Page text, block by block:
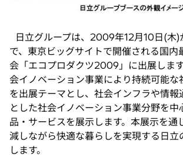
日立グループは、2009年12月10日(木)
で、東京ビッグサイトで開催される国内
会「エコプロダクツ2009」に出展しま
会イノベーション事業により持続可能な
を出展テーマとし、社会インフラや情報
とした社会イノベーション事業分野を
品・サービスを展示します。本展示を通
減しながら快適な暮らしを実現する日立
します。